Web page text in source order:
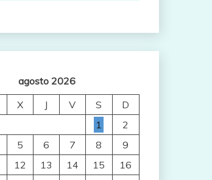
agosto 2026
X J V S
D
1
2
5 6 7 8
9
12 13 14 15
16